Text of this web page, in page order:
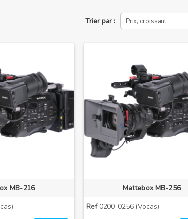
Trier par : Prix, croissant
MB-216
Mattebox MB-256
Ref0200-0256 (Vocas)